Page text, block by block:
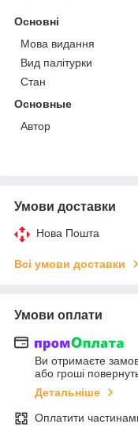
Основні
Мова видання
Вид палітурки
Стан
Основные
Автор
Умови доставки
Нова Пошта
Всі умови доставки
Умови оплати
Ви отримаєте
або гроші
Детальніше
Оплатити